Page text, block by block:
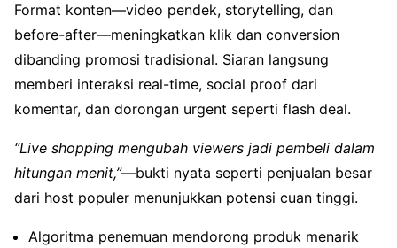
Format konten—video pendek, storytelling, dan
before-after—meningkatkan klik dan conversion
dibanding promosi tradisional. Siaran langsung
memberi interaksi real-time, social proof dari
komentar, dan dorongan urgent seperti flash deal.
“Live shopping mengubah viewers jadi pembeli dalam
hitungan menit,”—bukti nyata seperti penjualan besar
dari host populer menunjukkan potensi cuan tinggi.
Algoritma penemuan mendorong produk menarik